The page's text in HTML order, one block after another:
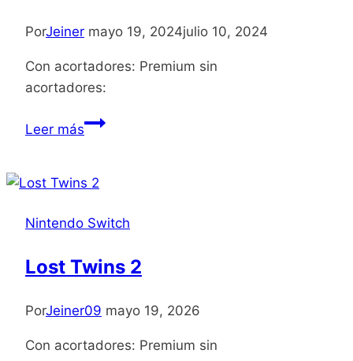
PorJeiner mayo 19, 2024julio 10, 2024
Con acortadores: Premium sin
acortadores:
Leer másBloodstained
the
Nintendo Switch
Lost Twins 2
PorJeiner09 mayo 19, 2026
Con acortadores: Premium sin